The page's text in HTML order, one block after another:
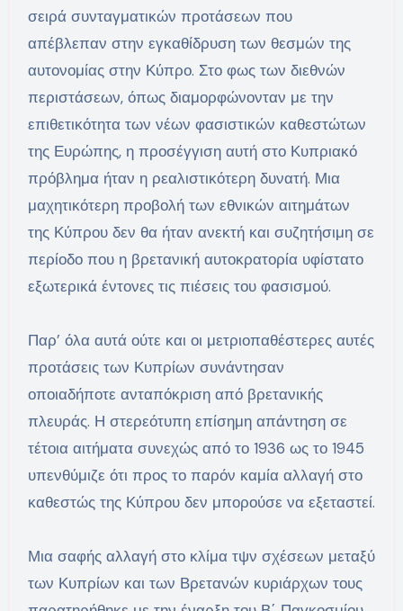
σειρά συνταγματικών προτάσεων που
απέβλεπαν στην εγκαθίδρυση των θεσμών της
αυτονομίας στην Κύπρο. Στο φως των διεθνών
περιστάσεων, όπως διαμορφώνονταν με την
επιθετικότητα των νέων φασιστικών καθεστώτων
της Ευρώπης, η προσέγγιση αυτή στο Κυπριακό
πρόβλημα ήταν η ρεαλιστικότερη δυνατή. Μια
μαχητικότερη προβολή των εθνικών αιτημάτων
της Κύπρου δεν θα ήταν ανεκτή και συζητήσιμη σε
περίοδο που η βρετανική αυτοκρατορία υφίστατο
εξωτερικά έντονες τις πιέσεις του φασισμού.
Παρ’ όλα αυτά ούτε και οι μετριοπαθέστερες αυτές
προτάσεις των Κυπρίων συνάντησαν
οποιαδήποτε ανταπόκριση από βρετανικής
πλευράς. Η στερεότυπη επίσημη απάντηση σε
τέτοια αιτήματα συνεχώς από το 1936 ως το 1945
υπενθύμιζε ότι προς το παρόν καμία αλλαγή στο
καθεστώς της Κύπρου δεν μπορούσε να εξεταστεί.
Μια σαφής αλλαγή στο κλίμα τψν σχέσεων μεταξύ
των Κυπρίων και των Βρετανών κυριάρχων τους